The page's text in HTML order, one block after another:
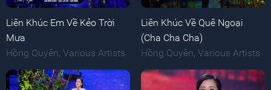
Liên Khúc Em Về Kẻo Trời
Mưa
Hồng Quyên, Various Artists
Liên Khúc Về Quê Ngoại
(Cha Cha Cha)
Hồng Quyên, Various Artists